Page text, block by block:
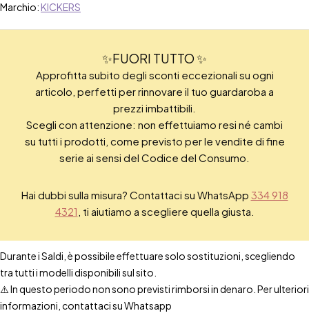
Marchio: KICKERS
✨FUORI TUTTO ✨
Approfitta subito degli sconti eccezionali su ogni
articolo, perfetti per rinnovare il tuo guardaroba a
prezzi imbattibili.
Scegli con attenzione: non effettuiamo resi né cambi
su tutti i prodotti, come previsto per le vendite di fine
serie ai sensi del Codice del Consumo.
Hai dubbi sulla misura? Contattaci su WhatsApp 334 918
4321 , ti aiutiamo a scegliere quella giusta.
Durante i Saldi, è possibile effettuare solo sostituzioni, scegliendo
tra tutti i modelli disponibili sul sito.
⚠️ In questo periodo non sono previsti rimborsi in denaro. Per ulteriori
informazioni, contattaci su Whatsapp